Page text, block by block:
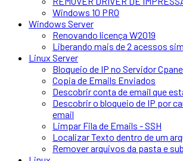
Windows 10 PRO
Windows Server
Renovando licença W2019
Liberando mais de 2 acessos
Linux Server
Bloqueio de IP no Servidor
Copia de Emails Enviados
Descobrir conta de email que
Descobrir o bloqueio de IP por
email
Limpar Fila de Emails - SSH
Localizar Texto dentro de um
Remover arquivos da pasta e